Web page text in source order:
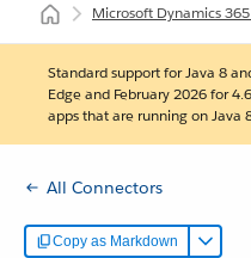
Microsoft Dynamics
Standard support for Java 8
Edge and February 2026 for
apps that are running on Java
All Connectors
Copy as Markdown